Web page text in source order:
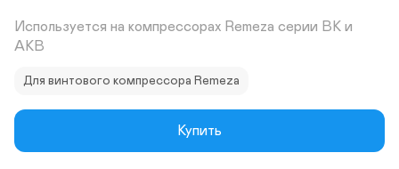
Используется на компрессорах Remeza cерии ВК и
АКВ
Для винтового компрессора Remeza
Купить